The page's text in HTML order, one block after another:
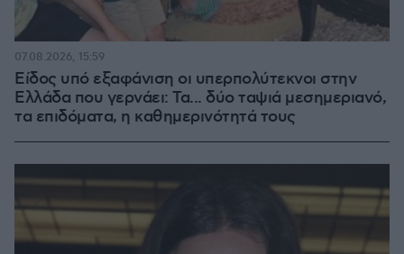
Είδος υπό εξαφάνιση οι υπερπολύτεκνοι στην
Ελλάδα που γερνάει: Τα... δύο ταψιά μεσημεριανό,
τα επιδόματα, η καθημερινότητά τους
07.08.2026, 15:59